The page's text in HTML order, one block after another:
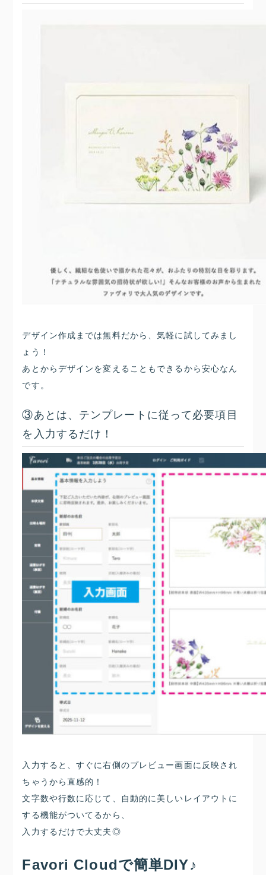
デザイン作成までは無料だから、気軽に試してみまし
ょう！
あとからデザインを変えることもできるから安心なん
です。
③あとは、テンプレートに従って必要項目
を入力するだけ！
入力すると、すぐに右側のプレビュー画面に反映され
ちゃうから直感的！
文字数や行数に応じて、自動的に美しいレイアウトに
する機能がついてるから、
入力するだけで大丈夫◎
Favori Cloudで簡単DIY♪